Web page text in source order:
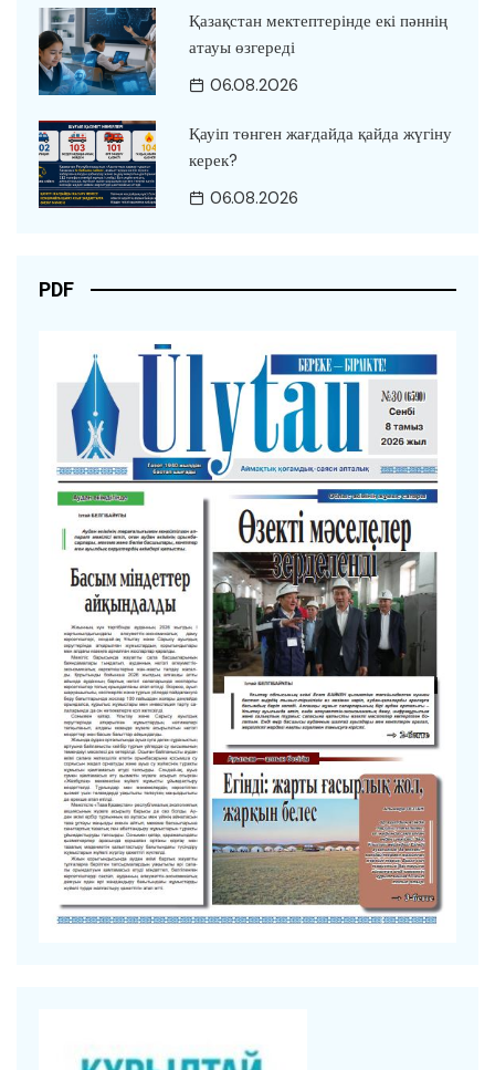
Қазақстан мектептерінде екі пәннің
атауы өзгереді
06.08.2026
Қауіп төнген жағдайда қайда жүгіну
керек?
06.08.2026
PDF